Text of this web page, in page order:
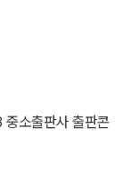
소출판사 출판콘